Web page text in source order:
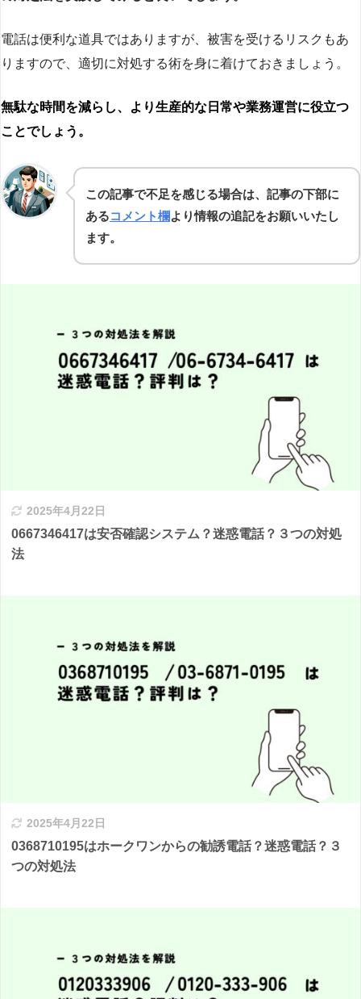
電話は便利な道具ではありますが、被害を受けるリスクもあ
りますので、適切に対処する術を身に着けておきましょう。
無駄な時間を減らし、より生産的な日常や業務運営に役立つ
ことでしょう。
この記事で不足を感じる場合は、記事の下部に
あるコメント欄より情報の追記をお願いいたし
ます。
2025年4月22日
0667346417は安否確認システム？迷惑電話？３つの対処
法
2025年4月22日
0368710195はホークワンからの勧誘電話？迷惑電話？３
つの対処法